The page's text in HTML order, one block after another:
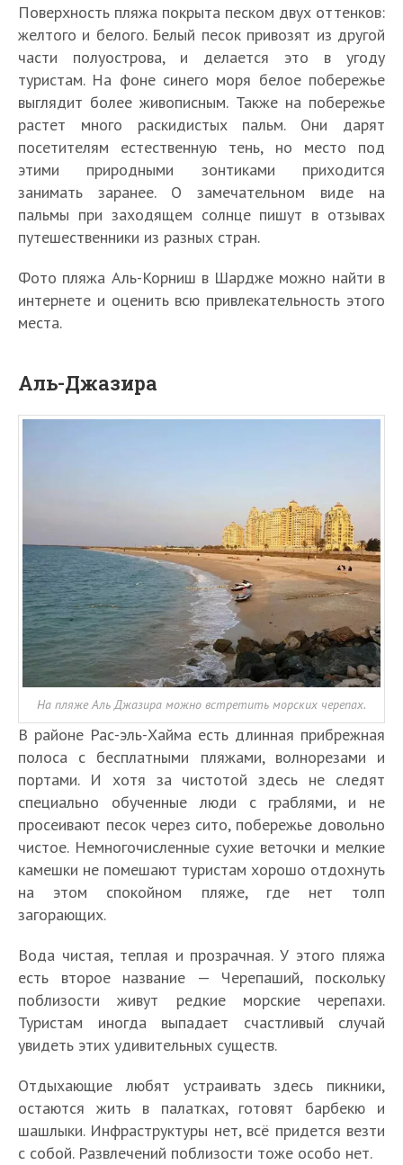
Поверхность пляжа покрыта песком двух оттенков:
желтого и белого. Белый песок привозят из другой
части полуострова, и делается это в угоду
туристам. На фоне синего моря белое побережье
выглядит более живописным. Также на побережье
растет много раскидистых пальм. Они дарят
посетителям естественную тень, но место под
этими природными зонтиками приходится
занимать заранее. О замечательном виде на
пальмы при заходящем солнце пишут в отзывах
путешественники из разных стран.
Фото пляжа Аль-Корниш в Шардже можно найти в
интернете и оценить всю привлекательность этого
места.
Аль-Джазира
На пляже Аль Джазира можно встретить морских черепах.
В районе Рас-эль-Хайма есть длинная прибрежная
полоса с бесплатными пляжами, волнорезами и
портами. И хотя за чистотой здесь не следят
специально обученные люди с граблями, и не
просеивают песок через сито, побережье довольно
чистое. Немногочисленные сухие веточки и мелкие
камешки не помешают туристам хорошо отдохнуть
на этом спокойном пляже, где нет толп
загорающих.
Вода чистая, теплая и прозрачная. У этого пляжа
есть второе название — Черепаший, поскольку
поблизости живут редкие морские черепахи.
Туристам иногда выпадает счастливый случай
увидеть этих удивительных существ.
Отдыхающие любят устраивать здесь пикники,
остаются жить в палатках, готовят барбекю и
шашлыки. Инфраструктуры нет, всё придется везти
с собой. Развлечений поблизости тоже особо нет.